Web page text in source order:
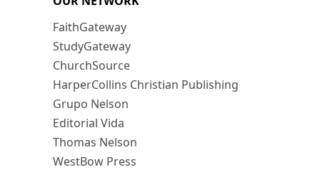
FaithGateway
StudyGateway
ChurchSource
HarperCollins Christian Publishing
Grupo Nelson
Editorial Vida
Thomas Nelson
WestBow Press